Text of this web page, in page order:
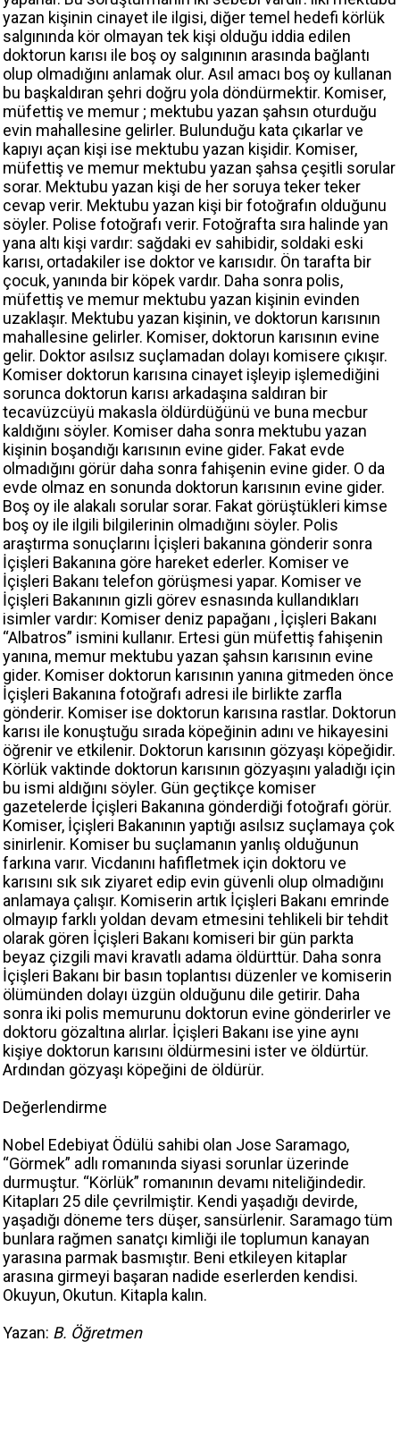
yazan kişinin cinayet ile ilgisi, diğer temel hedefi körlük
salgınında kör olmayan tek kişi olduğu iddia edilen
doktorun karısı ile boş oy salgınının arasında bağlantı
olup olmadığını anlamak olur. Asıl amacı boş oy kullanan
bu başkaldıran şehri doğru yola döndürmektir. Komiser,
müfettiş ve memur ; mektubu yazan şahsın oturduğu
evin mahallesine gelirler. Bulunduğu kata çıkarlar ve
kapıyı açan kişi ise mektubu yazan kişidir. Komiser,
müfettiş ve memur mektubu yazan şahsa çeşitli sorular
sorar. Mektubu yazan kişi de her soruya teker teker
cevap verir. Mektubu yazan kişi bir fotoğrafın olduğunu
söyler. Polise fotoğrafı verir. Fotoğrafta sıra halinde yan
yana altı kişi vardır: sağdaki ev sahibidir, soldaki eski
karısı, ortadakiler ise doktor ve karısıdır. Ön tarafta bir
çocuk, yanında bir köpek vardır. Daha sonra polis,
müfettiş ve memur mektubu yazan kişinin evinden
uzaklaşır. Mektubu yazan kişinin, ve doktorun karısının
mahallesine gelirler. Komiser, doktorun karısının evine
gelir. Doktor asılsız suçlamadan dolayı komisere çıkışır.
Komiser doktorun karısına cinayet işleyip işlemediğini
sorunca doktorun karısı arkadaşına saldıran bir
tecavüzcüyü makasla öldürdüğünü ve buna mecbur
kaldığını söyler. Komiser daha sonra mektubu yazan
kişinin boşandığı karısının evine gider. Fakat evde
olmadığını görür daha sonra fahişenin evine gider. O da
evde olmaz en sonunda doktorun karısının evine gider.
Boş oy ile alakalı sorular sorar. Fakat görüştükleri kimse
boş oy ile ilgili bilgilerinin olmadığını söyler. Polis
araştırma sonuçlarını İçişleri bakanına gönderir sonra
İçişleri Bakanına göre hareket ederler. Komiser ve
İçişleri Bakanı telefon görüşmesi yapar. Komiser ve
İçişleri Bakanının gizli görev esnasında kullandıkları
isimler vardır: Komiser deniz papağanı , İçişleri Bakanı
“Albatros” ismini kullanır. Ertesi gün müfettiş fahişenin
yanına, memur mektubu yazan şahsın karısının evine
gider. Komiser doktorun karısının yanına gitmeden önce
İçişleri Bakanına fotoğrafı adresi ile birlikte zarfla
gönderir. Komiser ise doktorun karısına rastlar. Doktorun
karısı ile konuştuğu sırada köpeğinin adını ve hikayesini
öğrenir ve etkilenir. Doktorun karısının gözyaşı köpeğidir.
Körlük vaktinde doktorun karısının gözyaşını yaladığı için
bu ismi aldığını söyler. Gün geçtikçe komiser
gazetelerde İçişleri Bakanına gönderdiği fotoğrafı görür.
Komiser, İçişleri Bakanının yaptığı asılsız suçlamaya çok
sinirlenir. Komiser bu suçlamanın yanlış olduğunun
farkına varır. Vicdanını hafifletmek için doktoru ve
karısını sık sık ziyaret edip evin güvenli olup olmadığını
anlamaya çalışır. Komiserin artık İçişleri Bakanı emrinde
olmayıp farklı yoldan devam etmesini tehlikeli bir tehdit
olarak gören İçişleri Bakanı komiseri bir gün parkta
beyaz çizgili mavi kravatlı adama öldürttür. Daha sonra
İçişleri Bakanı bir basın toplantısı düzenler ve komiserin
ölümünden dolayı üzgün olduğunu dile getirir. Daha
sonra iki polis memurunu doktorun evine gönderirler ve
doktoru gözaltına alırlar. İçişleri Bakanı ise yine aynı
kişiye doktorun karısını öldürmesini ister ve öldürtür.
Ardından gözyaşı köpeğini de öldürür.
Değerlendirme
Nobel Edebiyat Ödülü sahibi olan Jose Saramago,
“Görmek” adlı romanında siyasi sorunlar üzerinde
durmuştur. “Körlük” romanının devamı niteliğindedir.
Kitapları 25 dile çevrilmiştir. Kendi yaşadığı devirde,
yaşadığı döneme ters düşer, sansürlenir. Saramago tüm
bunlara rağmen sanatçı kimliği ile toplumun kanayan
yarasına parmak basmıştır. Beni etkileyen kitaplar
arasına girmeyi başaran nadide eserlerden kendisi.
Okuyun, Okutun. Kitapla kalın.
Yazan: B. Öğretmen